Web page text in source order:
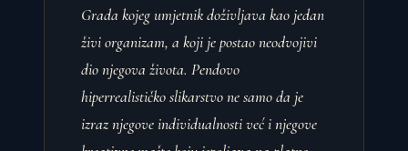
Grada kojeg umjetnik doživljava kao jedan
živi organizam, a koji je postao neodvojivi
dio njegova života. Pendovo
hiperrealističko slikarstvo ne samo da je
izraz njegove individualnosti već i njegove